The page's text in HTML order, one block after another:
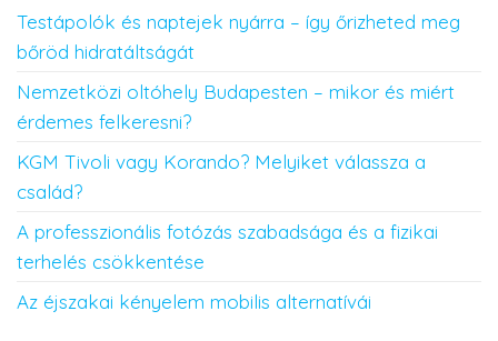
Testápolók és naptejek nyárra – így őrizheted meg
bőröd hidratáltságát
Nemzetközi oltóhely Budapesten – mikor és miért
érdemes felkeresni?
KGM Tivoli vagy Korando? Melyiket válassza a
család?
A professzionális fotózás szabadsága és a fizikai
terhelés csökkentése
Az éjszakai kényelem mobilis alternatívái